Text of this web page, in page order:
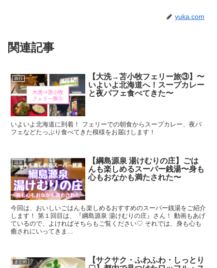
yuka.com
関連記事
旅行
【大洗→苫小牧フェリー旅③】〜
いよいよ北海道へ！スープカレー
と夜パフェ食べてきた〜
いよいよ北海道に到着！ フェリーでの朝食からスープカレー、夜パ
フェなどたっぷり食べてきた模様をお届けします！
温泉
【綱島源泉 湯けむりの庄】ごは
んも楽しめるスーパー銭湯〜身も
心もおなかも満たされた〜
今回は、おいしいごはんも楽しめるおすすめのスーパー銭湯をご紹介
します！ 第１回目は、『綱島源泉 湯けむりの庄』さん！ 動画もあげ
ているので、よければそちらもご覧ください♡ それでは、身も心も
癒されにいってきま...
まとめ
【サクサク・ふわふわ・しっとり